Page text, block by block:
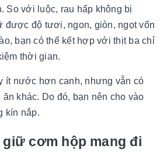
So với luộc, rau hấp không bị
được độ tươi, ngon, giòn, ngọt vốn
bạn có thể kết hợp với thịt ba chỉ
thời gian.
ít nước hơn canh, nhưng vẫn có
khác. Do đó, bạn nên cho vào
kín nắp.
cơm hộp mang đi